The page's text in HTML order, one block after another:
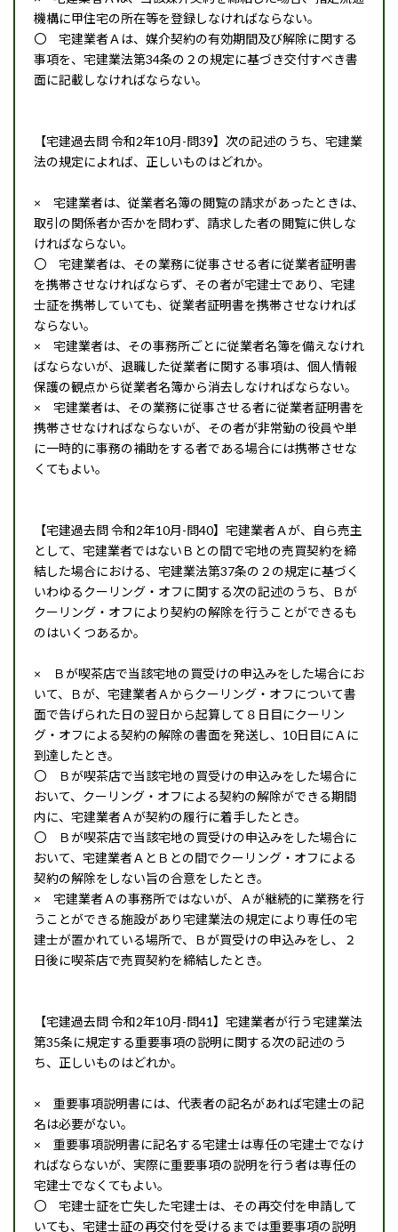
機構に甲住宅の所在等を登録しなければならない。
〇 宅建業者Ａは、媒介契約の有効期間及び解除に関する
事項を、宅建業法第34条の２の規定に基づき交付すべき書
面に記載しなければならない。
【宅建過去問 令和2年10月-問39】次の記述のうち、宅建業
法の規定によれば、正しいものはどれか。
× 宅建業者は、従業者名簿の閲覧の請求があったときは、
取引の関係者か否かを問わず、請求した者の閲覧に供しな
ければならない。
〇 宅建業者は、その業務に従事させる者に従業者証明書
を携帯させなければならず、その者が宅建士であり、宅建
士証を携帯していても、従業者証明書を携帯させなければ
ならない。
× 宅建業者は、その事務所ごとに従業者名簿を備えなけれ
ばならないが、退職した従業者に関する事項は、個人情報
保護の観点から従業者名簿から消去しなければならない。
× 宅建業者は、その業務に従事させる者に従業者証明書を
携帯させなければならないが、その者が非常勤の役員や単
に一時的に事務の補助をする者である場合には携帯させな
くてもよい。
【宅建過去問 令和2年10月-問40】宅建業者Ａが、自ら売主
として、宅建業者ではないＢとの間で宅地の売買契約を締
結した場合における、宅建業法第37条の２の規定に基づく
いわゆるクーリング・オフに関する次の記述のうち、Ｂが
クーリング・オフにより契約の解除を行うことができるも
のはいくつあるか。
× Ｂが喫茶店で当該宅地の買受けの申込みをした場合にお
いて、Ｂが、宅建業者Ａからクーリング・オフについて書
面で告げられた日の翌日から起算して８日目にクーリン
グ・オフによる契約の解除の書面を発送し、10日目にＡに
到達したとき。
〇 Ｂが喫茶店で当該宅地の買受けの申込みをした場合に
おいて、クーリング・オフによる契約の解除ができる期間
内に、宅建業者Ａが契約の履行に着手したとき。
〇 Ｂが喫茶店で当該宅地の買受けの申込みをした場合に
おいて、宅建業者ＡとＢとの間でクーリング・オフによる
契約の解除をしない旨の合意をしたとき。
× 宅建業者Ａの事務所ではないが、Ａが継続的に業務を行
うことができる施設があり宅建業法の規定により専任の宅
建士が置かれている場所で、Ｂが買受けの申込みをし、２
日後に喫茶店で売買契約を締結したとき。
【宅建過去問 令和2年10月-問41】宅建業者が行う宅建業法
第35条に規定する重要事項の説明に関する次の記述のう
ち、正しいものはどれか。
× 重要事項説明書には、代表者の記名があれば宅建士の記
名は必要がない。
× 重要事項説明書に記名する宅建士は専任の宅建士でなけ
ればならないが、実際に重要事項の説明を行う者は専任の
宅建士でなくてもよい。
〇 宅建士証を亡失した宅建士は、その再交付を申請して
いても、宅建士証の再交付を受けるまでは重要事項の説明